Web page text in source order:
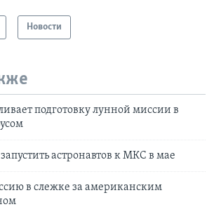
Новости
подготовку лунной миссии в
астронавтов к МКС в мае
в слежке за американским